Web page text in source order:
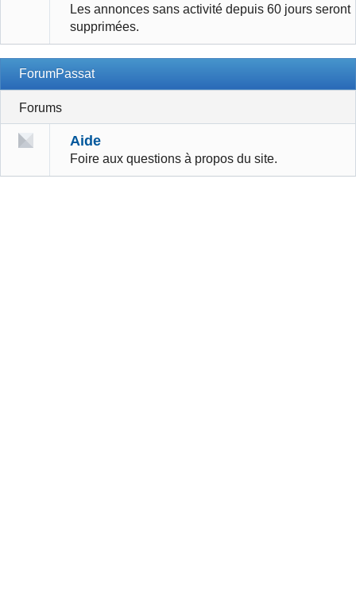
Les annonces sans activité depuis 60 jours seront
supprimées.
ForumPassat
Forums
Aide
Foire aux questions à propos du site.